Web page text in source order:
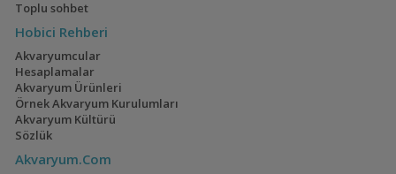
Ateşağız
Mavi Melek Karides
Toplu sohbet
Hobici Rehberi
Akvaryumcular
Hesaplamalar
Akvaryum Ürünleri
Örnek Akvaryum Kurulumları
Akvaryum Kültürü
Sözlük
Akvaryum.Com